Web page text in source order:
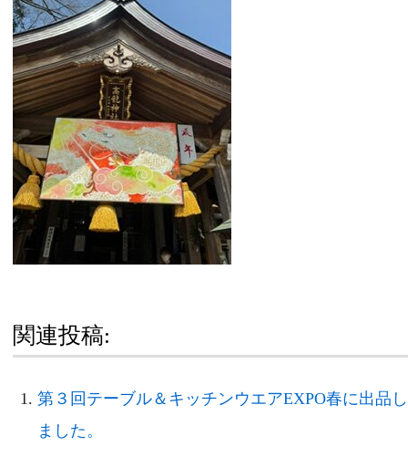
関連投稿:
第３回テーブル＆キッチンウエアEXPO春に出品し
ました。